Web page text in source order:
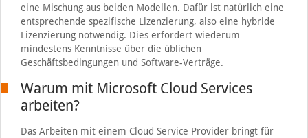
eine Mischung aus beiden Modellen. Dafür ist natürlich eine
entsprechende spezifische Lizenzierung, also eine hybride
Lizenzierung notwendig. Dies erfordert wiederum
mindestens Kenntnisse über die üblichen
Geschäftsbedingungen und Software-Verträge.
Warum mit Microsoft Cloud Services
arbeiten?
Das Arbeiten mit einem Cloud Service Provider bringt für